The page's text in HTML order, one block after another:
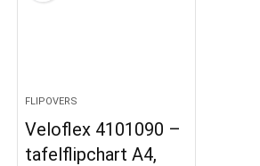
FLIPOVERS
Veloflex 4101090 –
tafelflipchart A4,